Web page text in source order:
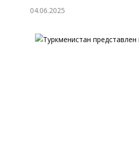
Общество
04.06.2025